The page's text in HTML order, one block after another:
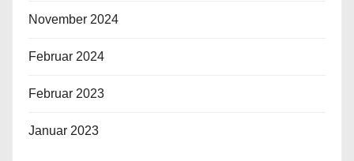
November 2024
Februar 2024
Februar 2023
Januar 2023